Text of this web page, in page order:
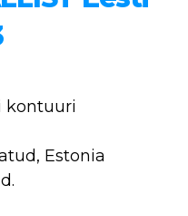
kontuuri
Estonia